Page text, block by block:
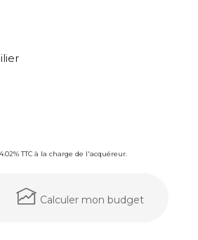
TTC à la charge de l'acquéreur.
Calculer mon budget